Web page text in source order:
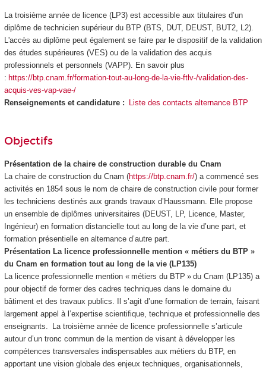
La troisième année de licence (LP3) est accessible aux titulaires d’un
diplôme de technicien supérieur du BTP (BTS, DUT, DEUST, BUT2, L2).
L'accès au diplôme peut également se faire par le dispositif de la validation
des études supérieures (VES) ou de la validation des acquis
professionnels et personnels (VAPP). En savoir plus
: https://btp.cnam.fr/formation-tout-au-long-de-la-vie-ftlv-/validation-des-
acquis-ves-vap-vae-/
Renseignements et candidature :
Liste des contacts alternance BTP
Objectifs
Présentation de la chaire de construction durable du Cnam
La chaire de construction du Cnam (https://btp.cnam.fr/) a commencé ses
activités en 1854 sous le nom de chaire de construction civile pour former
les techniciens destinés aux grands travaux d’Haussmann. Elle propose
un ensemble de diplômes universitaires (DEUST, LP, Licence, Master,
Ingénieur) en formation distancielle tout au long de la vie d’une part, et
formation présentielle en alternanced’autre part.
Présentation La licence professionnelle mention « métiers du BTP »
du Cnam en formation tout au long de la vie (LP135)
La licence professionnelle mention « métiers du BTP » du Cnam (LP135) a
pour objectif de former des cadres techniques dans le domaine du
bâtiment et des travaux publics. Il s’agit d’une formation de terrain, faisant
largement appel à l’expertise scientifique, technique et professionnelle des
enseignants. La troisième année de licence professionnelle s’articule
autour d’un tronc commun de la mention de visant à développer les
compétences transversales indispensables aux métiers du BTP, en
apportant une vision globale des enjeux techniques, organisationnels,